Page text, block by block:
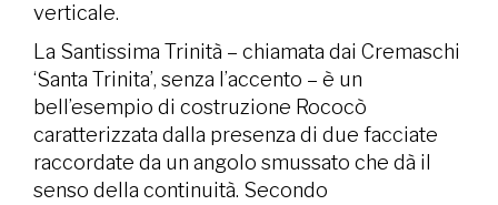
verticale.
La Santissima Trinità – chiamata dai Cremaschi
‘Santa Trinita’, senza l’accento – è un
bell’esempio di costruzione Rococò
caratterizzata dalla presenza di due facciate
raccordate da un angolo smussato che dà il
senso della continuità. Secondo